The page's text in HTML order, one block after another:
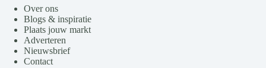
Over ons
Blogs & inspiratie
Plaats jouw markt
Adverteren
Nieuwsbrief
Contact